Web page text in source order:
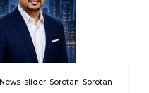
News slider Sorotan Sorotan